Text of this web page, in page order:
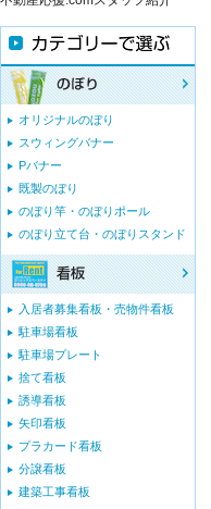
オリジナルのぼり
スウィングバナー
Pバナー
既製のぼり
のぼり竿・のぼりポール
のぼり立て台・のぼりスタンド
入居者募集看板・売物件看板
駐車場看板
駐車場プレート
捨て看板
誘導看板
矢印看板
プラカード看板
分譲看板
建築工事看板